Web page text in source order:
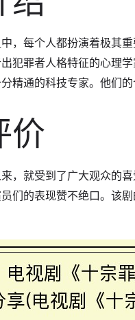
，每个人都扮演着极其
犯罪者人格特征的心理
精通的科技专家。他们
价
，就受到了广大观众的
们的表现赞不绝口。该